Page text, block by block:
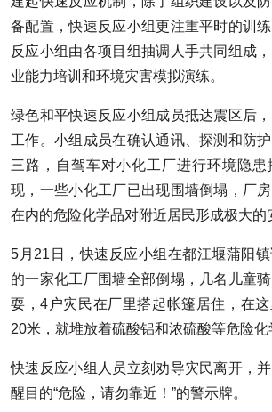
备配置，快速反应小组更注重平时的训
反应小组由各项目组抽调人手共同组成
业能力培训和环境灾害模拟演练。
绿色和平快速反应小组成员抵达震区后
工作。小组成员在确认通讯、探测和防
三路，自驾车对小化工厂进行环境隐
现，一些小化工厂已出现围墙倒塌，厂
在内的危险化学品对附近居民形成极大的
5月21日，快速反应小组在都江堰蒲阳
的一家化工厂围墙全部倒塌，几名儿童
耍，4户灾民在厂里搭起帐篷居住，在
20米，就堆放着硫酸铝和浓硫酸等危险化
快速反应小组人员立刻劝导灾民离开，
醒目的“危险，请勿靠近！”的警示牌。